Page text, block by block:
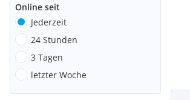
Online seit
Jederzeit
24 Stunden
3 Tagen
letzter Woche